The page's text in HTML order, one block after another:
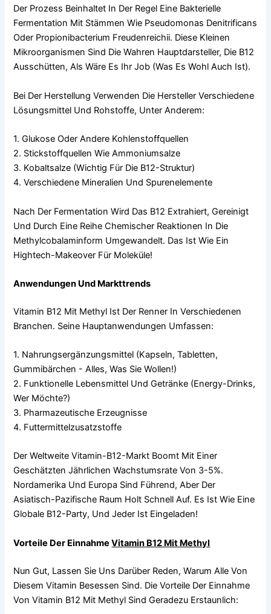
Der Prozess Beinhaltet In Der Regel Eine Bakterielle
Fermentation Mit Stämmen Wie Pseudomonas Denitrificans
Oder Propionibacterium Freudenreichii. Diese Kleinen
Mikroorganismen Sind Die Wahren Hauptdarsteller, Die B12
Ausschütten, Als Wäre Es Ihr Job (was Es Wohl Auch Ist).
Bei Der Herstellung Verwenden Die Hersteller Verschiedene
Lösungsmittel Und Rohstoffe, Unter Anderem:
1. Glukose Oder Andere Kohlenstoffquellen
2. Stickstoffquellen Wie Ammoniumsalze
3. Kobaltsalze (wichtig Für Die B12-Struktur)
4. Verschiedene Mineralien Und Spurenelemente
Nach Der Fermentation Wird Das B12 Extrahiert, Gereinigt
Und Durch Eine Reihe Chemischer Reaktionen In Die
Methylcobalaminform Umgewandelt. Das Ist Wie Ein
Hightech-Makeover Für Moleküle!
Anwendungen Und Markttrends
Vitamin B12 Mit Methyl Ist Der Renner In Verschiedenen
Branchen. Seine Hauptanwendungen Umfassen:
1. Nahrungsergänzungsmittel (Kapseln, Tabletten,
Gummibärchen - Alles, Was Sie Wollen!)
2. Funktionelle Lebensmittel Und Getränke (Energy-Drinks,
Wer Möchte?)
3. Pharmazeutische Erzeugnisse
4. Futtermittelzusatzstoffe
Der Weltweite Vitamin-B12-Markt Boomt Mit Einer
Geschätzten Jährlichen Wachstumsrate Von 3-5%.
Nordamerika Und Europa Sind Führend, Aber Der
Asiatisch-Pazifische Raum Holt Schnell Auf. Es Ist Wie Eine
Globale B12-Party, Und Jeder Ist Eingeladen!
Vorteile Der EinnahmeVitamin B12 Mit Methyl
Nun Gut, Lassen Sie Uns Darüber Reden, Warum Alle Von
Diesem Vitamin Besessen Sind. Die Vorteile Der Einnahme
Von Vitamin B12 Mit Methyl Sind Geradezu Erstaunlich: